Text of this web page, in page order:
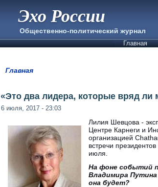
Эхо России
Общественно-политический журнал
Главная
Главная
«Это два лидера, которые вряд
6 июля, 2017 - 23:03
Лилия Шевцова -
Центре Карнеги и
организацией
встречи
июля.
На фоне событий
Владимира Путина
она будет?